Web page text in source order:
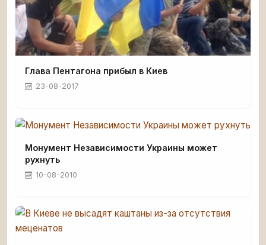
Глава Пентагона прибыл в Киев
23-08-2017
Монумент Независимости Украины может
рухнуть
10-08-2010